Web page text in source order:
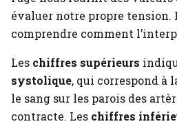
évaluer notre propre
comprendre comment
Les chiffres supérieurs
systolique, qui correspond à
le sang sur les parois des
contracte. Les chiffres